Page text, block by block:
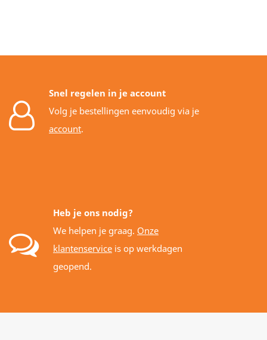
Snel regelen in je account
Volg je bestellingen eenvoudig via je
account.
Heb je ons nodig?
We helpen je graag. Onze
klantenservice is op werkdagen
geopend.